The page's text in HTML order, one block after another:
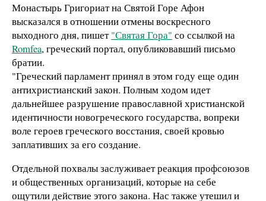
Монастырь Григориат на Святой Горе Афон
высказался в отношении отмены воскресного
выходного дня, пишет"Святая Гора" со ссылкой на
Romfea, греческий портал, опубликовавший письмо
братии.
"Греческий парламент принял в этом году еще один
антихристианский закон. Полным ходом идет
дальнейшее разрушение православной христианской
идентичности новогреческого государства, вопреки
воле героев греческого восстания, своей кровью
заплативших за его создание.
Отдельной похвалы заслуживает реакция профсоюзов
и общественных организаций, которые на себе
ощутили действие этого закона. Нас также утешил и